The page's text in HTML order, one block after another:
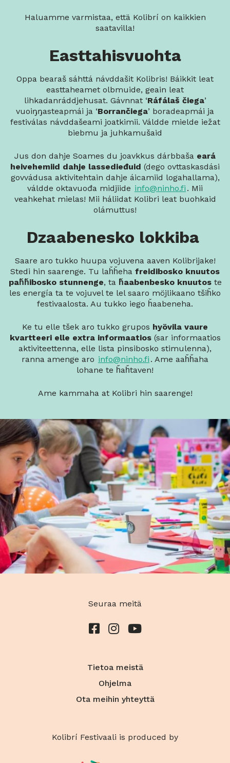
Haluamme varmistaa, että Kolibrí on kaikkien
saatavilla!
Easttahisvuohta
Oppa bearaš sáhttá návddašit Kolibris! Báikkit leat
easttaheamet olbmuide, geain leat
lihkadanráddjehusat. Gávnnat ‘Ráfálaš čiega’
vuoiŋŋasteapmái ja ‘Borrančiega’ boradeapmái ja
festiválas návddašeami joatkimii. Váldde mielde iežat
biebmu ja juhkamušaid
Jus don dahje Soames du joavkkus dárbbaša eará
heivehemiid dahje lassedieđuid (dego ovttaskasdási
govvádusa aktivitehtain dahje áicamiid logahallama),
váldde oktavuođa midjiide info@ninho.fi . Mii
veahkehat mielas! Mii háliidat Kolibri leat buohkaid
olámuttus!
Dzaabenesko lokkiba
Saare aro tukko huupa vojuvena aaven Kolibrijake!
Stedi hin saarenge. Tu laȟȟeha freidibosko knuutos
paȟȟibosko stunnenge, ta ȟaabenbesko knuutoste
les energía ta te vojuvel te lel saaro möjlikaano tšiȟko
festivaalosta. Au tukko iego ȟaabeneha.
Ke tu elle tšek aro tukko grupos hyövila vaure
kvartteeri elle extra informaatios(sar informaatios
aktiviteettenna, elle lista pinsibosko stimulenna),
ranna amenge aro info@ninho.fi . Ame aaȟȟaha
lohane te ȟaȟtaven!
Ame kammaha at Kolibri hin saarenge!
Seuraa meitä
Tietoa meistä
Ohjelma
Ota meihin yhteyttä
Kolibrí Festivaali is produced by